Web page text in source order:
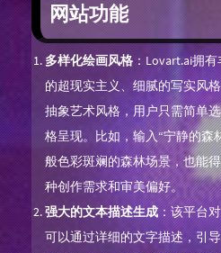
网站功能
多样化绘画风格：Lovart.ai拥
的超现实主义、细腻的写实风
抽象艺术风格，用户只需简单
格呈现。比如，输入“宁静的森
般色彩斑斓的森林场景，也能
种创作需求和审美偏好。
强大的文本描述生成：该平台
可以通过详细的文字描述，引